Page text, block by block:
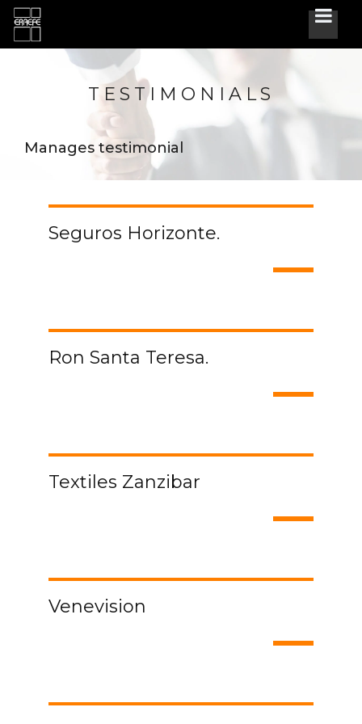
TESTIMONIALS
Manages testimonial
Seguros Horizonte.
Ron Santa Teresa.
Textiles Zanzibar
Venevision